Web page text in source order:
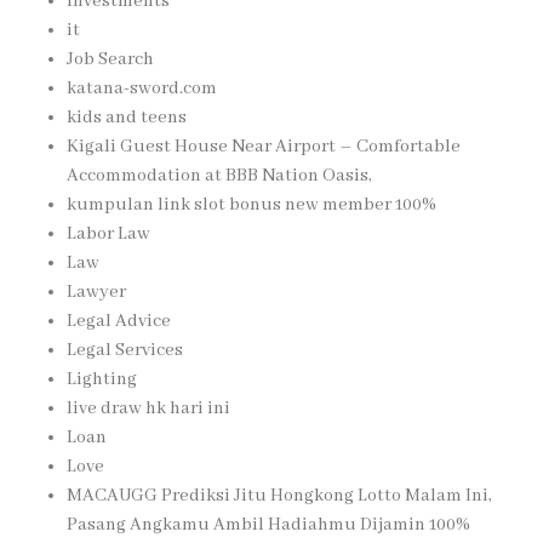
it
Job Search
katana-sword.com
kids and teens
Kigali Guest House Near Airport – Comfortable
Accommodation at BBB Nation Oasis,
kumpulan link slot bonus new member 100%
Labor Law
Law
Lawyer
Legal Advice
Legal Services
Lighting
live draw hk hari ini
Loan
Love
MACAUGG Prediksi Jitu Hongkong Lotto Malam Ini,
Pasang Angkamu Ambil Hadiahmu Dijamin 100%